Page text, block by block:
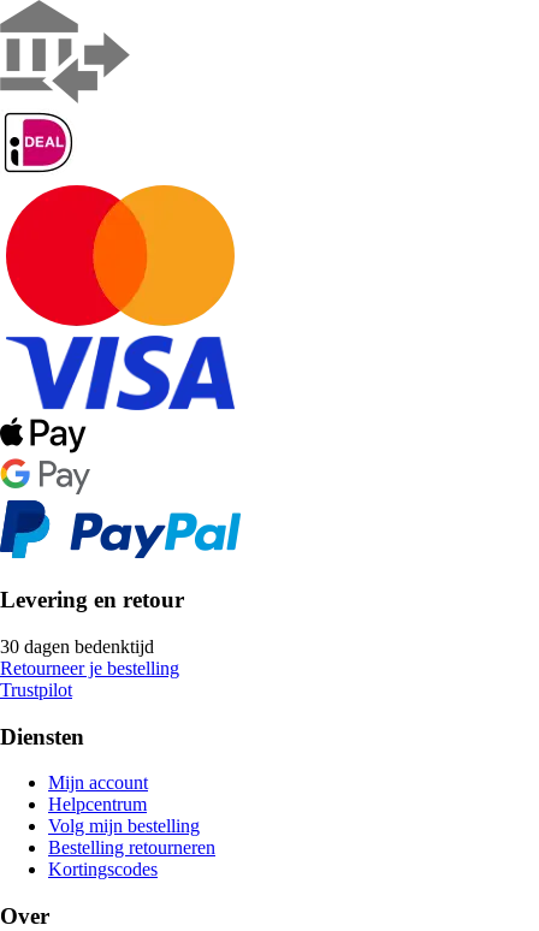
Levering en retour
30 dagen bedenktijd
Retourneer je bestelling
Trustpilot
Diensten
Mijn account
Helpcentrum
Volg mijn bestelling
Bestelling retourneren
Kortingscodes
Over